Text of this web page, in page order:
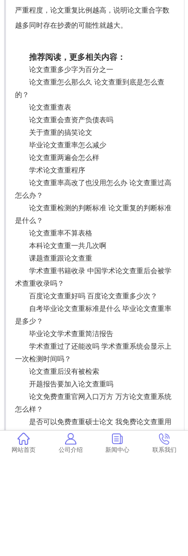
严重程度，论文重复比例越高，说明论文重合字数
越多同时存在抄袭的可能性就越大。
推荐阅读，更多相关内容：
论文查重多少字为百分之一
论文查重怎么那么久 论文查重到底是怎么查
的？
论文查重查表
论文查重会查资产负债表吗
关于查重的搞笑论文
毕业论文查重率怎么减少
论文查重两遍会怎么样
学术论文查重程序
论文查重率高改了也没用怎么办 论文查重过高
怎么办？
论文查重检测的判断标准 论文重复的判断标准
是什么？
论文查重率不算表格
本科论文查重一共几次啊
课题查重跟论文查重
学术查重书籍收录 中国学术论文查重后会被学
术查重收录吗？
百度论文查重好吗 百度论文查重多少次？
自考毕业论文查重标准是什么 毕业论文查重率
是多少？
毕业论文学术查重简洁报告
学术查重过了还能改吗 学术查重系统会显示上
一次检测时间吗？
论文查重后没有被检索
开题报告要加入论文查重吗
论文免费查重官网入口万方 万方论文查重系统
怎么样？
是否可以免费查重硕士论文 我免费论文查重用
什么系统？
研究生论文抄学术期刊会查重 毕业论文抄书会
网站首页 公司介绍 新闻中心 联系我们